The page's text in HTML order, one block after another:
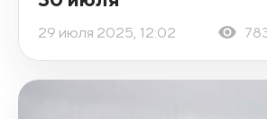
29 июля 2025, 12:02